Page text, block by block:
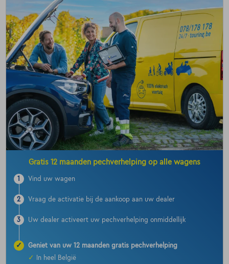
Gratis 12 maanden pechverhelping op alle wagens
1 Vind uw wagen
2 Vraag de activatie bij de aankoop aan uw dealer
3 Uw dealer activeert uw pechverhelping onmiddellijk
✓
Geniet van uw 12 maanden gratis pechverhelping
✓
In heel België